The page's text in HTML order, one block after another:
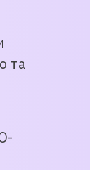
та